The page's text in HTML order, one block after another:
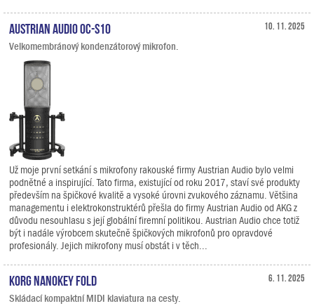
10. 11. 2025
Austrian Audio OC-S10
Velkomembránový kondenzátorový mikrofon.
Už moje první setkání s mikrofony rakouské firmy Austrian Audio bylo velmi
podnětné a inspirující. Tato firma, existující od roku 2017, staví své produkty
především na špičkové kvalitě a vysoké úrovni zvukového záznamu. Většina
managementu i elektrokonstruktérů přešla do firmy Austrian Audio od AKG z
důvodu nesouhlasu s její globální firemní politikou. Austrian Audio chce totiž
být i nadále výrobcem skutečně špičkových mikrofonů pro opravdové
profesionály. Jejich mikrofony musí obstát i v těch...
6. 11. 2025
KORG nanoKEY Fold
Skládací kompaktní MIDI klaviatura na cesty.